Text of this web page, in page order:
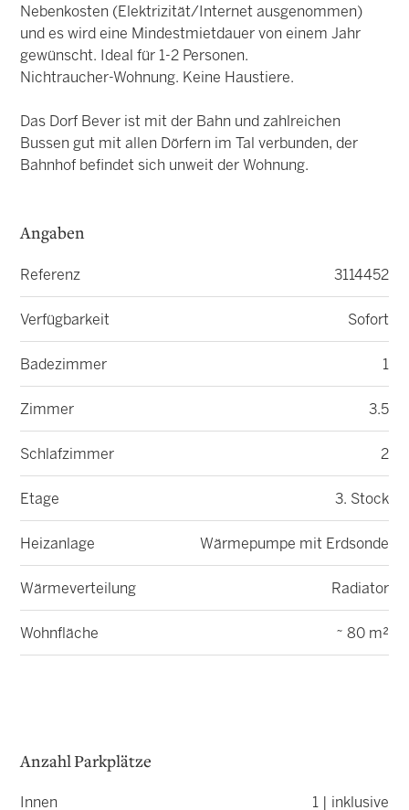
Nebenkosten (Elektrizität/Internet ausgenommen)
und es wird eine Mindestmietdauer von einem Jahr
gewünscht. Ideal für 1-2 Personen.
Nichtraucher-Wohnung. Keine Haustiere.
Das Dorf Bever ist mit der Bahn und zahlreichen
Bussen gut mit allen Dörfern im Tal verbunden, der
Bahnhof befindet sich unweit der Wohnung.
Angaben
Referenz 3114452
Verfügbarkeit Sofort
Badezimmer 1
Zimmer 3.5
Schlafzimmer 2
Etage 3. Stock
Heizanlage Wärmepumpe mit Erdsonde
Wärmeverteilung Radiator
Wohnfläche ~ 80 m²
Anzahl Parkplätze
Innen 1 | inklusive